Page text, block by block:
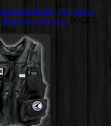
brodés, PVC 3D et
Ecussons-police.com POLICE,